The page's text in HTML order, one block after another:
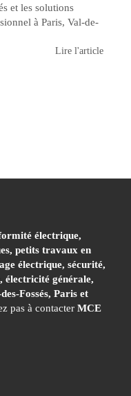
et les solutions
à Paris, Val-de-
Lire l'article
électrique,
petits travaux en
électrique, sécurité,
électricité générale,
Fossés, Paris et
pas à contacter MCE